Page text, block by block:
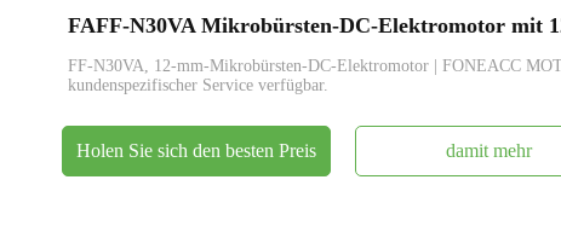
FAFF-N30VA Mikrobürsten-DC-Elektromotor mit
FF-N30VA, 12-mm-Mikrobürsten-DC-Elektromotor | FONEACC
kundenspezifischer Service verfügbar.
Holen Sie sich den besten Preis damit mehr